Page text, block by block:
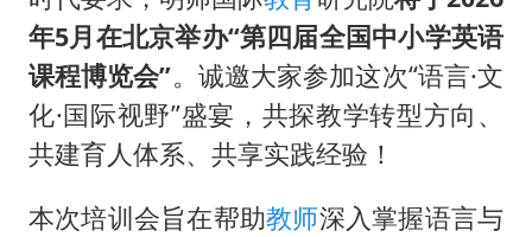
年5月在北京举办“第四届全国中小学英语
课程博览会”。诚邀大家参加这次“语言·文
化·国际视野”盛宴，共探教学转型方向、
共建育人体系、共享实践经验！
本次培训会旨在帮助教师深入掌握语言与